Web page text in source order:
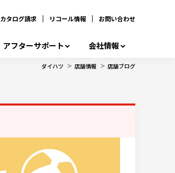
カタログ請求 リコール情報 お問い合わせ
アフターサポート 会社情報
ダイハツ > 店舗情報 > 店舗ブログ